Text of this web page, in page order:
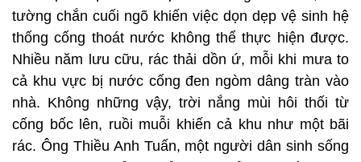
tường chắn cuối ngõ khiến việc dọn dẹp vệ sinh hệ
thống cống thoát nước không thể thực hiện được.
Nhiều năm lưu cữu, rác thải dồn ứ, mỗi khi mưa to
cả khu vực bị nước cống đen ngòm dâng tràn vào
nhà. Không những vậy, trời nắng mùi hôi thối từ
cống bốc lên, ruồi muỗi khiến cả khu như một bãi
rác. Ông Thiều Anh Tuấn, một người dân sinh sống